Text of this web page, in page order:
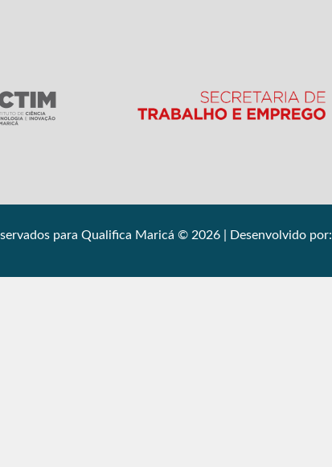
para Qualifica Maricá © 2026 | Desenvolvido por: